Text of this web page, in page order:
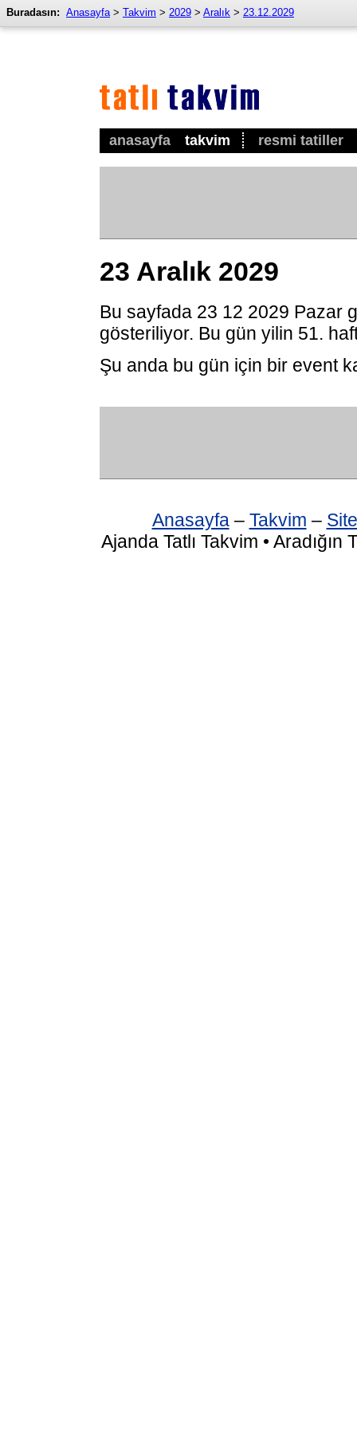
anasayfa takvim resmi tatiller
Buradasın: Anasayfa> Takvim > 2029 > Aralık > 23.12.2029
23 Aralık 2029
Bu sayfada 23 12 2029 Pazar
gösteriliyor. Bu gün yilin 51.
Şu anda bu gün için bir event
Anasayfa– Takvim –
Ajanda Tatlı Takvim •